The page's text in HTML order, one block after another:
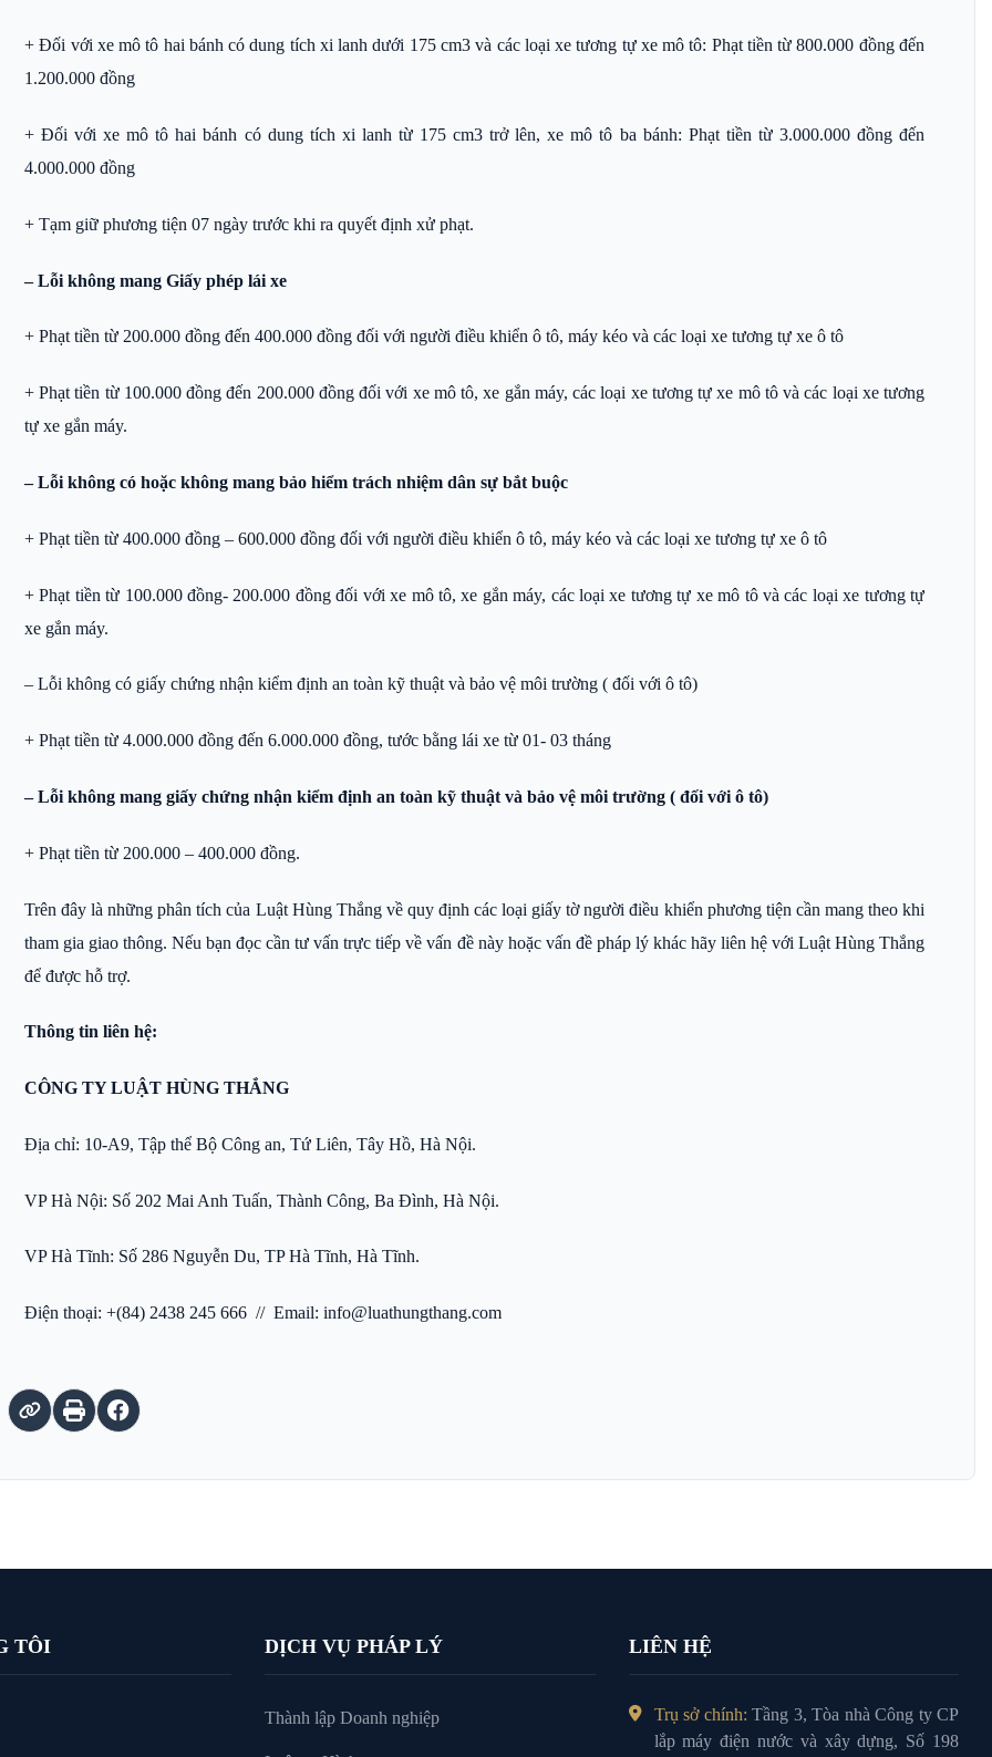
+ Đối với xe mô tô hai bánh có dung tích xi lanh dưới 175 cm3 và các loại xe tương tự xe mô tô: Phạt tiền từ 800.000 đồng đến
1.200.000 đồng
+ Đối với xe mô tô hai bánh có dung tích xi lanh từ 175 cm3 trở lên, xe mô tô ba bánh: Phạt tiền từ 3.000.000 đồng đến
4.000.000 đồng
+ Tạm giữ phương tiện 07 ngày trước khi ra quyết định xử phạt.
– Lỗi không mang Giấy phép lái xe
+ Phạt tiền từ 200.000 đồng đến 400.000 đồng đối với người điều khiển ô tô, máy kéo và các loại xe tương tự xe ô tô
+ Phạt tiền từ 100.000 đồng đến 200.000 đồng đối với xe mô tô, xe gắn máy, các loại xe tương tự xe mô tô và các loại xe tương
tự xe gắn máy.
– Lỗi không có hoặc không mang bảo hiểm trách nhiệm dân sự bắt buộc
+ Phạt tiền từ 400.000 đồng – 600.000 đồng đối với người điều khiển ô tô, máy kéo và các loại xe tương tự xe ô tô
+ Phạt tiền từ 100.000 đồng- 200.000 đồng đối với xe mô tô, xe gắn máy, các loại xe tương tự xe mô tô và các loại xe tương tự
xe gắn máy.
– Lỗi không có giấy chứng nhận kiểm định an toàn kỹ thuật và bảo vệ môi trường ( đối với ô tô)
+ Phạt tiền từ 4.000.000 đồng đến 6.000.000 đồng, tước bằng lái xe từ 01- 03 tháng
– Lỗi không mang giấy chứng nhận kiểm định an toàn kỹ thuật và bảo vệ môi trường ( đối với ô tô)
+ Phạt tiền từ 200.000 – 400.000 đồng.
Trên đây là những phân tích của Luật Hùng Thắng về quy định các loại giấy tờ người điều khiển phương tiện cần mang theo khi
tham gia giao thông. Nếu bạn đọc cần tư vấn trực tiếp về vấn đề này hoặc vấn đề pháp lý khác hãy liên hệ với Luật Hùng Thắng
để được hỗ trợ.
Thông tin liên hệ:
CÔNG TY LUẬT HÙNG THẮNG
Địa chỉ: 10-A9, Tập thể Bộ Công an, Tứ Liên, Tây Hồ, Hà Nội.
VP Hà Nội: Số 202 Mai Anh Tuấn, Thành Công, Ba Đình, Hà Nội.
VP Hà Tĩnh: Số 286 Nguyễn Du, TP Hà Tĩnh, Hà Tĩnh.
Điện thoại: +(84) 2438 245 666 // Email: info@luathungthang.com
TÔI DỊCH VỤ PHÁP LÝ
Thành lập Doanh nghiệp
LIÊN HỆ
Trụ sở chính: Tầng 3, Tòa nhà Công ty CP
lắp máy điện nước và xây dựng, Số 198